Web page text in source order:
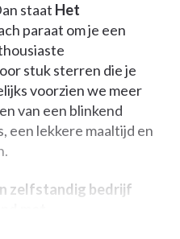
staat Het
paraat om je een
stuk sterren die je
voorzien we meer
van een blinkend
een lekkere maaltijd en
zelfstandig bedrijf